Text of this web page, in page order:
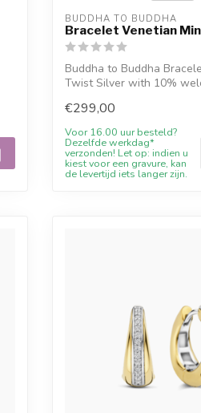
BUDDHA TO BUDDHA
Bracelet Venetian
Buddha to Buddha
Twist Silver with 10%
€299,00
Voor 16.00 uur besteld?
Dezelfde werkdag*
verzonden! Let op: indien u
kiest voor een gravure, kan
de levertijd iets langer zijn.